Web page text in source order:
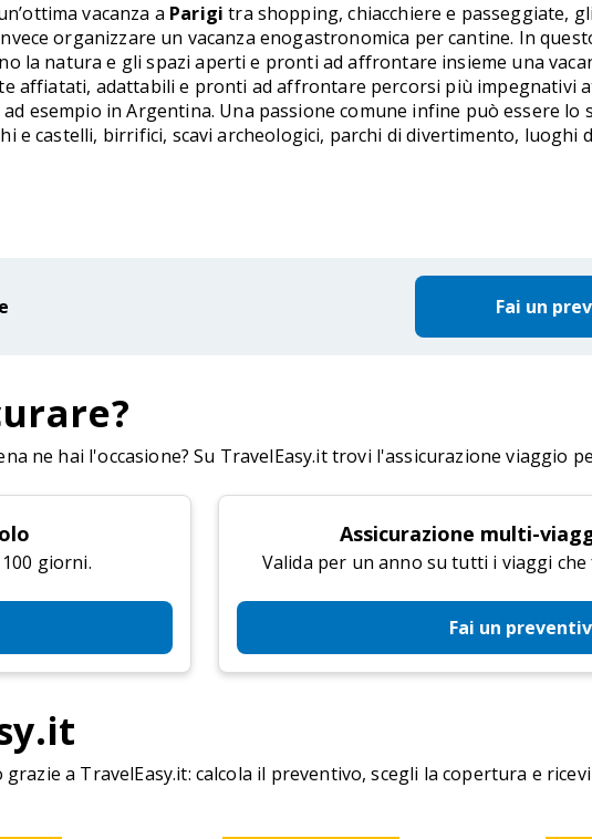
vacanza a Parigi tra shopping, chiacchiere e passeggiate,
organizzare un vacanza enogastronomica per cantine. In
la natura e gli spazi aperti e pronti ad affrontare insieme una
affiatati, adattabili e pronti ad affrontare percorsi più impegnativi
ad esempio in Argentina. Una passione comune infine può essere
e castelli, birrifici, scavi archeologici, parchi di divertimento, luoghi
Fai un
ne hai l'occasione? Su TravelEasy.it trovi l'assicurazione viaggio
giorni.
Assicurazione multi-
Valida per un anno su tutti i viaggi
Fai un
a TravelEasy.it: calcola il preventivo, scegli la copertura e